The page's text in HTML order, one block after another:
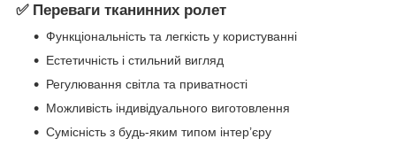
✅ Переваги тканинних ролет
Функціональність та легкість у користуванні
Естетичність і стильний вигляд
Регулювання світла та приватності
Можливість індивідуального виготовлення
Сумісність з будь-яким типом інтер’єру